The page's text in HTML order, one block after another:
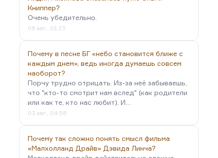
Меня задушит...
Книппер?
Очень убедительно.
06 авг., 01:23
Почему в песне БГ «небо становится ближе с
каждым днем», ведь иногда думаешь совсем
наоборот?
Порчу трудно отрицать. Из-за неё забываешь,
что "кто-то смотрит нам вслед" (как родители
или как те, кто нас любит). И…
03 авг., 04:58
Почему так сложно понять смысл фильма
«Малхолланд Драйв» Дэвида Линча?